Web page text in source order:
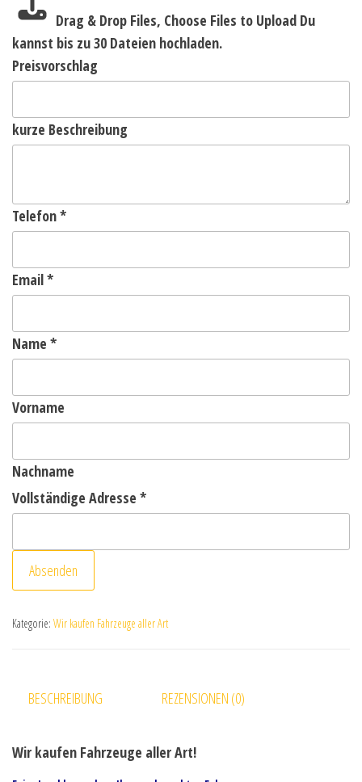
Drag & Drop Files, Choose Files to Upload Du
kannst bis zu 30 Dateien hochladen.
Preisvorschlag
kurze Beschreibung
Telefon*
Email*
Name *
Vorname
Nachname
Vollständige Adresse *
Absenden
Kategorie: Wir kaufen Fahrzeuge aller Art
BESCHREIBUNG REZENSIONEN (0)
Wir kaufen Fahrzeuge aller Art!